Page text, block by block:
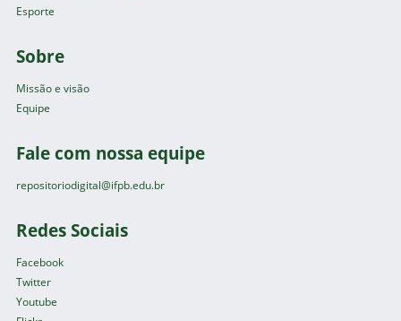
Esporte
Sobre
Missão e visão
Equipe
Fale com nossa equipe
repositoriodigital@ifpb.edu.br
Redes Sociais
Facebook
Twitter
Youtube